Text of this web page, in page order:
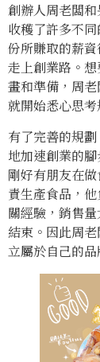
創辦人周老闆
收穫了許多不
份所賺取的薪
走上創業路。
畫和準備，周
就開始悉心思
有了完善的規
地加速創業的
剛好有朋友在
責生產食品，
關經驗，銷售
結束。因此周
立屬於自己的品